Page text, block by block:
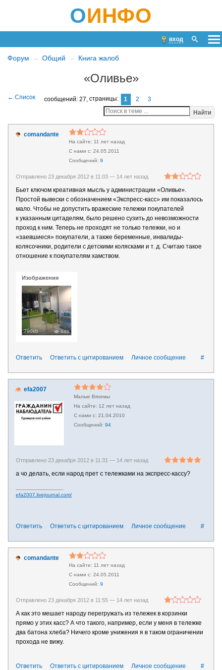
ОИНФО
вход
Форум Общий Книга жалоб
«Оливье»
сообщений: 27, страницы: 1 2
3
Найти
comandante
11 лет назад
24.05.2011
9
Отправлено 23 декабря 2012 в 11:03 — 14 лет назад
Бьет ключом креативная мысль у администрации «Оливье».
Простой вывески с обозначением «Экспресс-касс» им показалось
мало. Чтобы не допустить вражеские тележки покупателей
к указанным цитаделям, было решено сузить до невозможности
проход к ним. Теперь не проходят не только тележки, но и
«заевшиеся» покупатели, а также беременные, инвалиды-
колясочники, родители с детскими колясками и т. д. Считаю такое
отношение к покупателям хамством.
Изображения
790kb 448
#
Ответить Ответить с цитированием Личное сообщение
efa2007
Малые Вяземы
12 лет назад
21.04.2010
94
Отправлено 23 декабря 2012 в 11:31 — 14 лет назад
а чо делать, если народ прет с тележками на экспресс-кассу?
efa2007.livejournal.com/
#
Ответить Ответить с цитированием Личное сообщение
comandante
11 лет назад
24.05.2011
9
Отправлено 23 декабря 2012 в 11:55 — 14 лет назад
А как это мешает народу перегружать из тележек в корзинки
прямо у этих касс? А что такого, например, если у меня в тележке
два батона хлеба? Ничего кроме унижения я в таком ограничении
прохода не вижу.
#
Ответить Ответить с цитированием Личное сообщение